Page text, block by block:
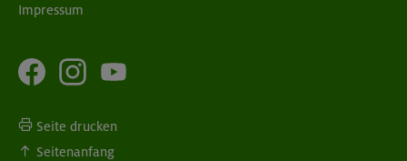
Impressum
Seite drucken
Seitenanfang